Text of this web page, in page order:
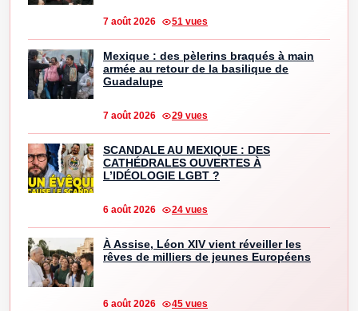
7 août 2026 51 vues
Mexique : des pèlerins braqués à main
armée au retour de la basilique de
Guadalupe
7 août 2026 29 vues
SCANDALE AU MEXIQUE : DES
CATHÉDRALES OUVERTES À
L’IDÉOLOGIE LGBT ?
6 août 2026 24 vues
À Assise, Léon XIV vient réveiller les
rêves de milliers de jeunes Européens
6 août 2026 45 vues